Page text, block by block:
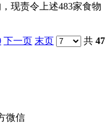
现责令上述483家食物
下一页 末页 共 47
微信